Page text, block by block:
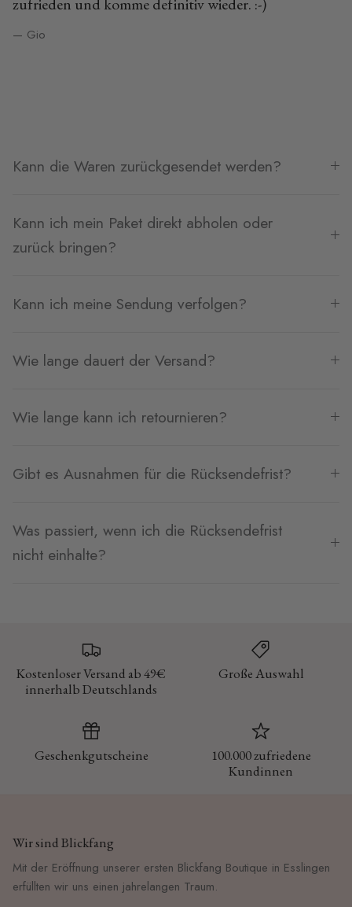
— Gio
Kann die Waren zurückgesendet werden?
Kann ich mein Paket direkt abholen oder
zurück bringen?
Kann ich meine Sendung verfolgen?
Wie lange dauert der Versand?
Wie lange kann ich retournieren?
Gibt es Ausnahmen für die Rücksendefrist?
Was passiert, wenn ich die Rücksendefrist
nicht einhalte?
Kostenloser Versand ab 49€
innerhalb Deutschlands
Große Auswahl
Geschenkgutscheine
100.000 zufriedene
Kundinnen
Wir sind Blickfang
Mit der Eröffnung unserer ersten Blickfang Boutique in Esslingen
erfüllten wir uns einen jahrelangen Traum.